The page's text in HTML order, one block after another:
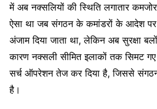
में अब नक्सलियों की स्थिति लगातार
ऐसा था जब संगठन के कमांडरों के आदेश
अंजाम दिया जाता था, लेकिन अब सुरक्षा
कारण नक्सली सीमित इलाकों तक सिमट गए
सर्च ऑपरेशन तेज कर दिया है, जिससे संगठन
है।